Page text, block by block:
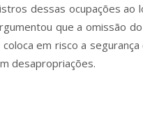
dessas ocupações ao
que a omissão
em risco a
desapropriações.